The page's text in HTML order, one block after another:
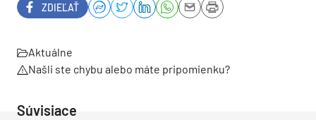
ZDIEĽAŤ
Aktuálne
Našli ste chybu alebo máte pripomienku?
Súvisiace